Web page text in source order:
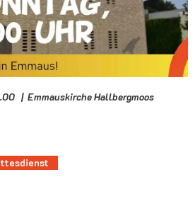
| Emmauskirche Hallbergmoos